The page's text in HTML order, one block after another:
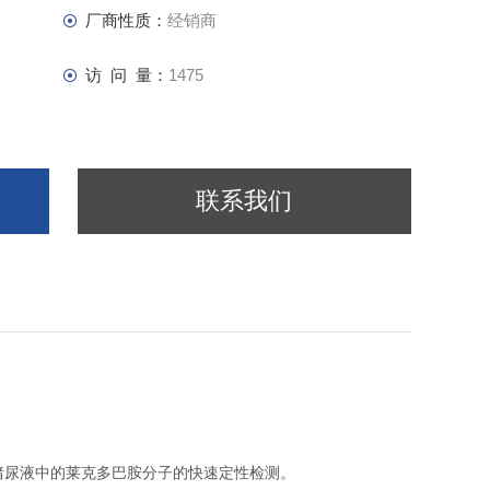
厂商性质： 经销商
访 问 量： 1475
联系我们
中的莱克多巴胺分子的快速定性检测。